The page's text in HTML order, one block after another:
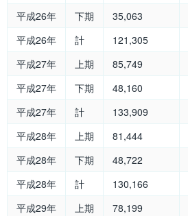
平成26年
下期 35,063
平成26年
計 121,305
平成27年
上期 85,749
平成27年
下期 48,160
平成27年
計 133,909
平成28年
上期 81,444
平成28年
下期 48,722
平成28年
計 130,166
平成29年
上期 78,199